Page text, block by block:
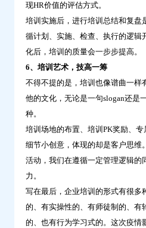
现HR价值的评估方式。
培训实施后，进行培训总结和复盘
循计划、实施、检查、执行的逻辑
化后，培训的质量会一步步提高。
6、培训艺术，技高一筹
不得不提的是，培训也像谱曲一样
他的文化，无论是一句slogan还是
种。
培训场地的布置、培训PK奖励、
细节小创意，体现的却是客户思维
活动，我们在遵循一定管理逻辑的
力。
写在最后，企业培训的形式有很多
的、有实操性的、有师徒制的、有
的、也有行为学习式的。这次疫情